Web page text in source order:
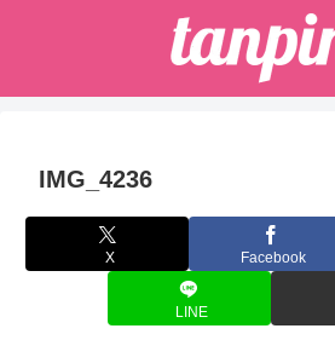
IMG_4236
X Facebook
LINE